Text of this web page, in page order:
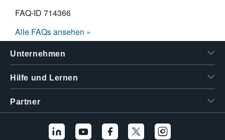
FAQ-ID 714366
Alle FAQs ansehen »
Unternehmen
Hilfe und Lernen
Partner